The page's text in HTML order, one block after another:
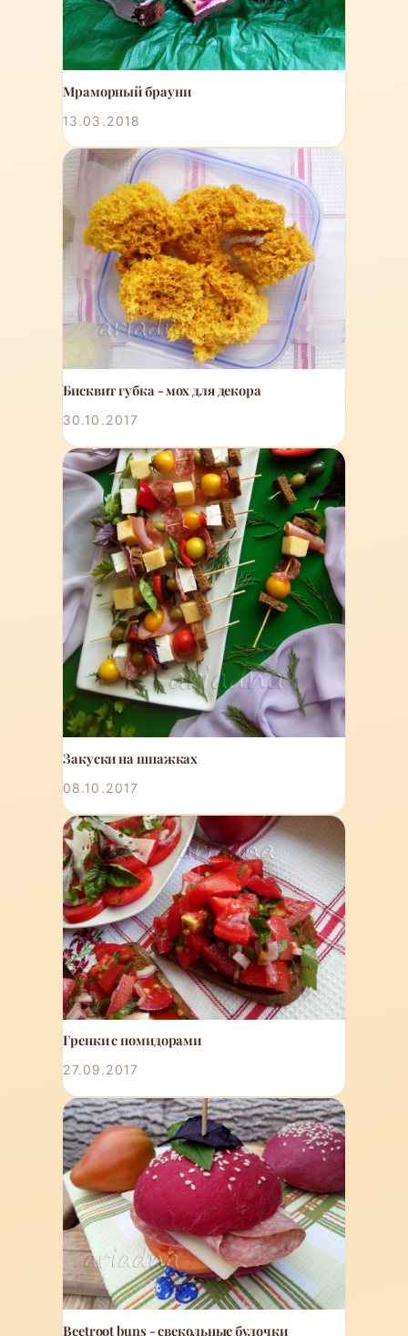
Мраморный брауни
13.03.2018
Бисквит губка - мох для декора
30.10.2017
Закуски на шпажках
08.10.2017
Гренки с помидорами
27.09.2017
Beetroot buns - свекольные булочки